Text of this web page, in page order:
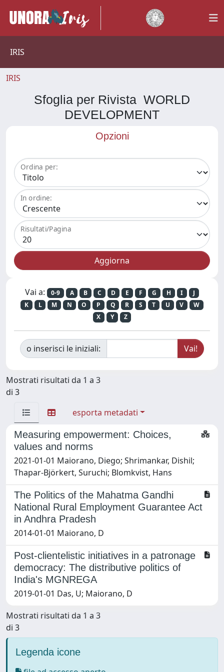
IRIS
IRIS
Sfoglia per Rivista WORLD
DEVELOPMENT
Opzioni
Ordina per:
In ordine:
Risultati/Pagina
Vai a: 0-9 A B C D E F G H I
J
K
L M N O P Q R S T U V
W
X
Y Z
o inserisci le iniziali:
Mostrati risultati da 1 a 3
di 3
esporta metadati
Measuring empowerment: Choices,
values and norms
2021-01-01 Maiorano, Diego; Shrimankar, Dishil;
Thapar-Björkert, Suruchi; Blomkvist, Hans
The Politics of the Mahatma Gandhi
National Rural Employment Guarantee Act
in Andhra Pradesh
2014-01-01 Maiorano, D
Post-clientelistic initiatives in a patronage
democracy: The distributive politics of
India's MGNREGA
2019-01-01 Das, U; Maiorano, D
Mostrati risultati da 1 a 3
di 3
Legenda icone